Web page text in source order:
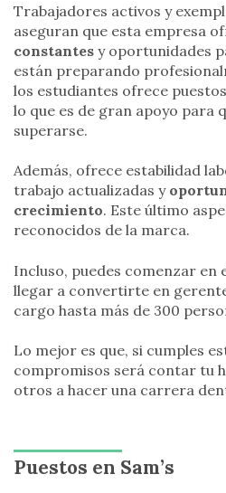
Trabajadores activos y
aseguran que esta empresa
constantes y oportunidades
están preparando
los estudiantes ofrece
lo que es de gran apoyo para
superarse.
Además, ofrece estabilidad
trabajo actualizadas y
crecimiento. Este último
reconocidos de la marca.
Incluso, puedes comenzar en
llegar a convertirte en
cargo hasta más de 300
Lo mejor es que, si cumples
compromisos será contar tu
otros a hacer una carrera
Puestos en Sam’s